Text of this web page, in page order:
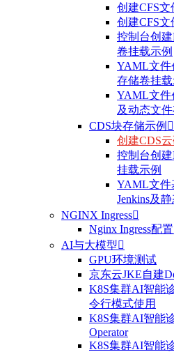
创建CFS文
创建CFS文
控制台创
卷挂载示例
YAML文件
存储卷挂载
YAML文件
及动态文
CDS块存储示例 
创建CDS云
控制台创建
挂载示例
YAML文件
Jenkins及
NGINX Ingress
Nginx Ingress配
AI与大模型
GPU环境测试
京东云JKE自建
K8S集群AI智能
令行模式使用
K8S集群AI智能
Operator
K8S集群AI智能